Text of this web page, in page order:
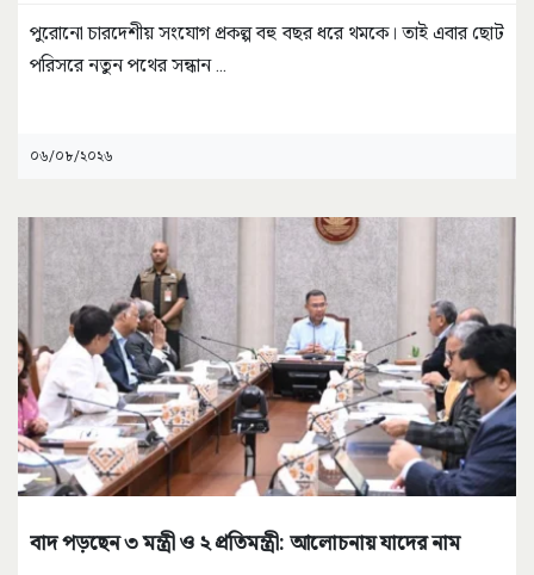
পুরোনো চারদেশীয় সংযোগ প্রকল্প বহু বছর ধরে থমকে। তাই এবার ছোট
পরিসরে নতুন পথের সন্ধান ...
০৬/০৮/২০২৬
বাদ পড়ছেন ৩ মন্ত্রী ও ২ প্রতিমন্ত্রী: আলোচনায় যাদের নাম